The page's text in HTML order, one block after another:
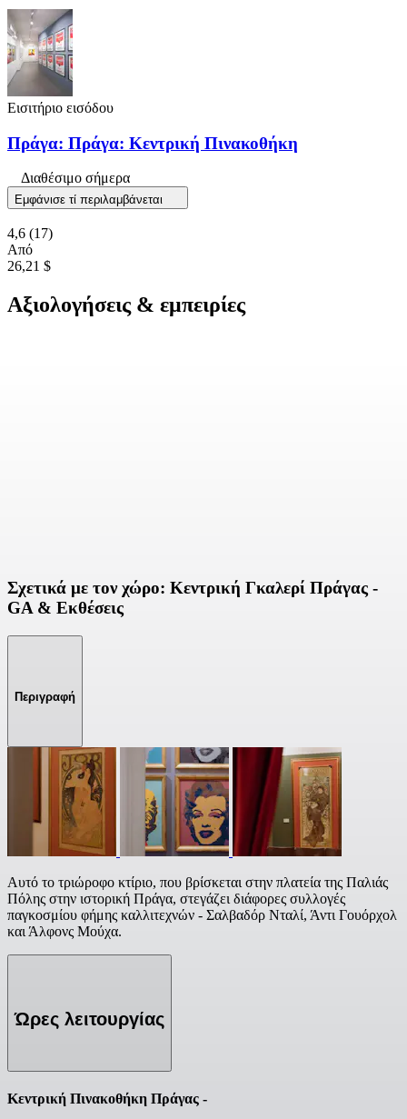
Εισιτήριο εισόδου
Πράγα: Πράγα: Κεντρική Πινακοθήκη
Διαθέσιμο σήμερα
Εμφάνισε τί περιλαμβάνεται
4,6 (17)
Από
26,21 $
Αξιολογήσεις & εμπειρίες
Σχετικά με τον χώρο: Κεντρική Γκαλερί Πράγας -
GA & Εκθέσεις
Περιγραφή
Αυτό το τριώροφο κτίριο, που βρίσκεται στην πλατεία της Παλιάς
Πόλης στην ιστορική Πράγα, στεγάζει διάφορες συλλογές
παγκοσμίου φήμης καλλιτεχνών - Σαλβαδόρ Νταλί, Άντι Γουόρχολ
και Άλφονς Μούχα.
Ώρες λειτουργίας
Κεντρική Πινακοθήκη Πράγας -